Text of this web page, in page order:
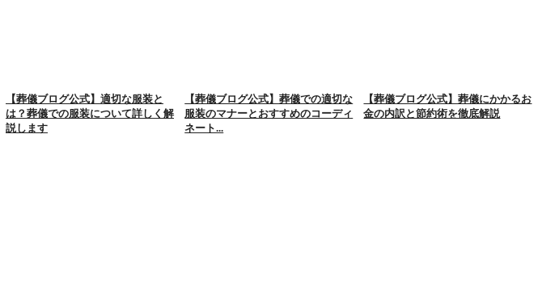
【葬儀ブログ公式】適切な服装と
は？葬儀での服装について詳しく解
説します
【葬儀ブログ公式】葬儀での適切な
服装のマナーとおすすめのコーディ
ネート...
【葬儀ブログ公式】葬儀にかかるお
金の内訳と節約術を徹底解説